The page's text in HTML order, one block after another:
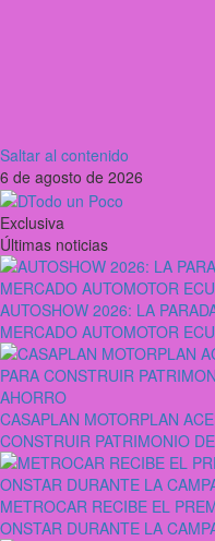
Saltar al contenido
6 de agosto de 2026
Exclusiva
Últimas noticias
AUTOSHOW 2026: LA
MERCADO AUTOMOTOR
CASAPLAN MOTORPLAN
CONSTRUIR PATRIMONIO
METROCAR RECIBE EL
ONSTAR DURANTE LA